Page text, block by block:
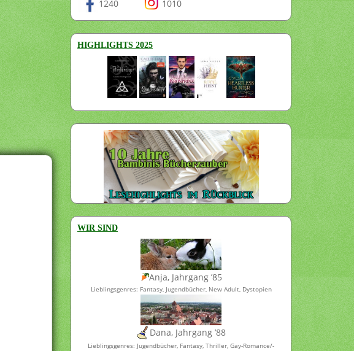
1240 1010
HIGHLIGHTS 2025
WIR SIND
Anja, Jahrgang ’85
Lieblingsgenres: Fantasy, Jugendbücher, New Adult, Dystopien
Dana, Jahrgang ’88
Lieblingsgenres: Jugendbücher, Fantasy, Thriller, Gay-Romance/-